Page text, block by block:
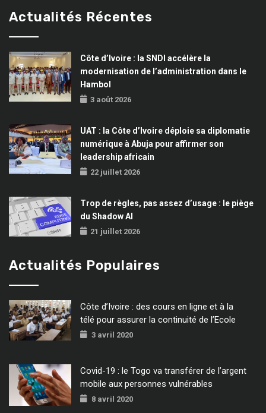
Actualités Récentes
Côte d’Ivoire : la SNDI accélère la
modernisation de l’administration dans le
Hambol
3 août 2026
UAT : la Côte d’Ivoire déploie sa diplomatie
numérique à Abuja pour affirmer son
leadership africain
22 juillet 2026
Trop de règles, pas assez d’usage : le piège
du Shadow AI
21 juillet 2026
Actualités Populaires
Côte d’Ivoire : des cours en ligne et à la
télé pour assurer la continuité de l’Ecole
3 avril 2020
Covid-19 : le Togo va transférer de l’argent
mobile aux personnes vulnérables
8 avril 2020